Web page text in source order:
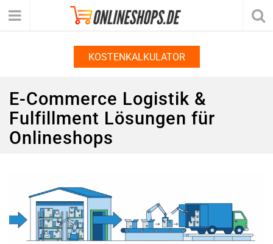
KOSTENKALKULATOR
E-Commerce Logistik &
Fulfillment Lösungen für
Onlineshops